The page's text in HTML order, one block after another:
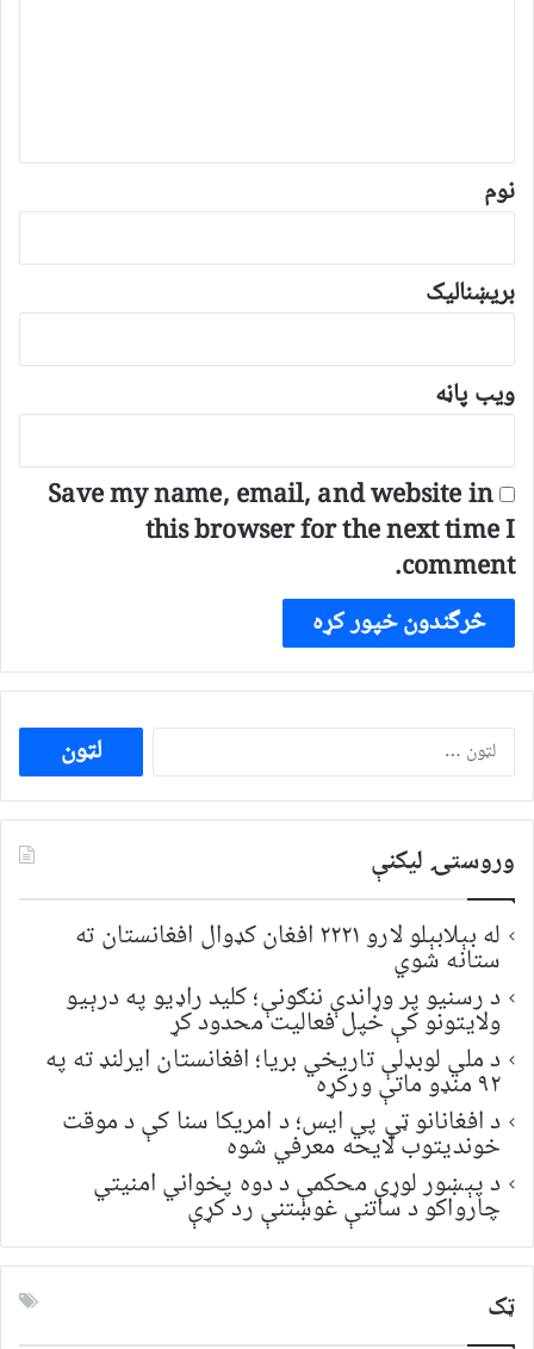
*
نوم
بریښنالیک
ویب پاڼه
Save my name, email, and website in
this browser for the next time I
comment.
ددی
لپاره
لټون:
وروستۍ ليکنې
له بېلابېلو لارو ۲۲۲۱ افغان کډوال افغانستان ته
ستانه شوي
د رسنیو پر وړاندې ننګونې؛ کلید راډیو په درېیو
ولایتونو کې خپل فعالیت محدود کړ
د ملي لوبډلې تاریخي بریا؛ افغانستان ایرلنډ ته په
۹۲ منډو ماتې ورکړه
د افغانانو ټي پي ایس؛ د امریکا سنا کې د موقت
خونديتوب لایحه معرفي شوه
د پېښور لوړې محکمې د دوه پخواني امنیتي
چارواکو د ساتنې غوښتنې رد کړې
ټک